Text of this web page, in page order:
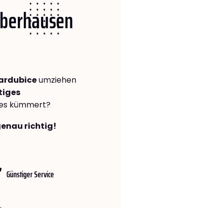
umziehen
kümmert?
richtig!
Günstiger Service